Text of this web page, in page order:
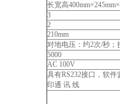
长宽高
3
2
210mm
对地电压：约2次/秒；
5000
AC 100V
具有RS232接口，软
印通 讯 线